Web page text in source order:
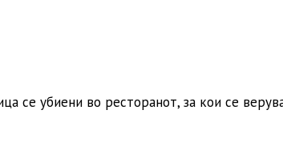
се убиени во ресторанот, за кои се